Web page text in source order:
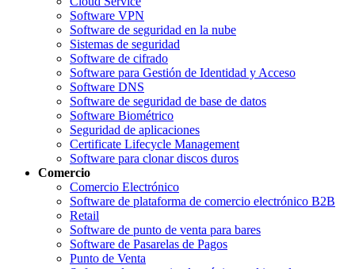
Software VPN
Software de seguridad en la nube
Sistemas de seguridad
Software de cifrado
Software para Gestión de Identidad y Acceso
Software DNS
Software de seguridad de base de datos
Software Biométrico
Seguridad de aplicaciones
Certificate Lifecycle Management
Software para clonar discos duros
Comercio
Comercio Electrónico
Software de plataforma de comercio electrónico B2B
Retail
Software de punto de venta para bares
Software de Pasarelas de Pagos
Punto de Venta